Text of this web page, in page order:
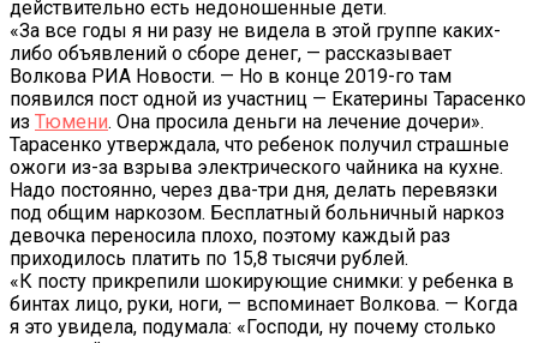
действительно есть недоношенные дети.
«За все годы я ни разу не видела в этой группе каких-
либо объявлений о сборе денег, — рассказывает
Волкова РИА Новости. — Но в конце 2019-го там
появился пост одной из участниц — Екатерины Тарасенко
из Тюмени. Она просила деньги на лечение дочери».
Тарасенко утверждала, что ребенок получил страшные
ожоги из-за взрыва электрического чайника на кухне.
Надо постоянно, через два-три дня, делать перевязки
под общим наркозом. Бесплатный больничный наркоз
девочка переносила плохо, поэтому каждый раз
приходилось платить по 15,8 тысячи рублей.
«К посту прикрепили шокирующие снимки: у ребенка в
бинтах лицо, руки, ноги, — вспоминает Волкова. — Когда
я это увидела, подумала: «Господи, ну почему столько